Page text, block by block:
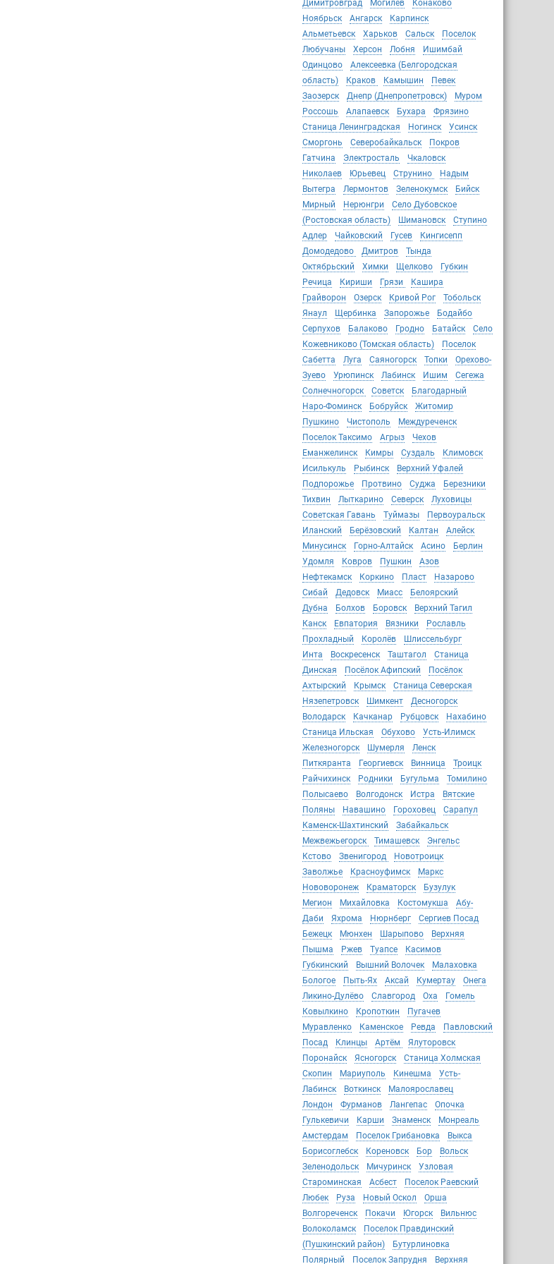
Димитровград Могилёв
Конаково
Ноябрьск
Ангарск
Карпинск
Альметьевск
Харьков Сальск
Поселок
Любучаны
Херсон Лобня
Ишимбай
Одинцово
Алексеевка (Белгородская
область)
Краков Камышин
Певек
Заозерск
Днепр (Днепропетровск)
Муром
Россошь
Алапаевск Бухара
Фрязино
Станица Ленинградская
Ногинск
Усинск
Сморгонь
Северобайкальск
Покров
Гатчина
Электросталь
Чкаловск
Николаев
Юрьевец Струнино
Надым
Вытегра
Лермонтов Зеленокумск
Бийск
Мирный
Нерюнгри
Село Дубовское
(Ростовская область)
Шимановск
Ступино
Адлер
Чайковский Гусев
Кингисепп
Домодедово
Дмитров
Тында
Октябрьский
Химки Щелково
Губкин
Речица
Кириши Грязи
Кашира
Грайворон
Озерск Кривой Рог
Тобольск
Янаул
Щербинка Запорожье
Бодайбо
Серпухов
Балаково Гродно Батайск
Село
Кожевниково (Томская область)
Поселок
Сабетта
Луга Саяногорск Топки
Орехово-
Зуево
Урюпинск Лабинск Ишим
Сегежа
Солнечногорск
Советск
Благодарный
Наро-Фоминск
Бобруйск
Житомир
Пушкино
Чистополь
Междуреченск
Поселок Таксимо
Агрыз
Чехов
Еманжелинск
Кимры Суздаль
Климовск
Исилькуль
Рыбинск
Верхний Уфалей
Подпорожье
Протвино Суджа
Березники
Тихвин
Лыткарино Северск
Луховицы
Советская Гавань
Туймазы
Первоуральск
Иланский
Берёзовский Калтан
Алейск
Минусинск
Горно-Алтайск Асино
Берлин
Удомля
Ковров Пушкин
Азов
Нефтекамск
Коркино Пласт
Назарово
Сибай
Дедовск Миасс
Белоярский
Дубна
Болхов Боровск
Верхний Тагил
Канск
Евпатория Вязники
Рославль
Прохладный
Королёв
Шлиссельбург
Инта
Воскресенск Таштагол
Станица
Динская
Посёлок Афипский
Посёлок
Ахтырский
Крымск
Станица Северская
Нязепетровск
Шимкент
Десногорск
Володарск
Качканар Рубцовск
Нахабино
Станица Ильская
Обухово
Усть-Илимск
Железногорск
Шумерля
Ленск
Питкяранта
Георгиевск Винница
Троицк
Райчихинск
Родники Бугульма
Томилино
Полысаево
Волгодонск Истра
Вятские
Поляны
Навашино Гороховец
Сарапул
Каменск-Шахтинский
Забайкальск
Межвежьегорск
Тимашевск
Энгельс
Кстово
Звенигород
Новотроицк
Заволжье
Красноуфимск
Маркс
Нововоронеж
Краматорск
Бузулук
Мегион
Михайловка Костомукша
Абу-
Даби
Яхрома Нюрнберг
Сергиев Посад
Бежецк
Мюнхен Шарыпово
Верхняя
Пышма
Ржев Туапсе
Касимов
Губкинский
Вышний Волочек
Малаховка
Бологое
Пыть-Ях Аксай Кумертау
Онега
Ликино-Дулёво
Славгород Оха
Гомель
Ковылкино
Кропоткин
Пугачев
Муравленко
Каменское Ревда
Павловский
Посад
Клинцы Артём
Ялуторовск
Поронайск
Ясногорск
Станица Холмская
Скопин
Мариуполь Кинешма
Усть-
Лабинск
Воткинск
Малоярославец
Лондон
Фурманов Лангепас
Опочка
Гулькевичи
Карши Знаменск
Монреаль
Амстердам
Поселок Грибановка
Выкса
Борисоглебск
Кореновск Бор
Вольск
Зеленодольск
Мичуринск
Узловая
Староминская
Асбест
Поселок Раевский
Любек
Руза Новый Оскол
Орша
Волгореченск
Покачи Югорск
Вильнюс
Волоколамск
Поселок Правдинский
(Пушкинский район)
Бутурлиновка
Полярный
Поселок Запрудня Верхняя